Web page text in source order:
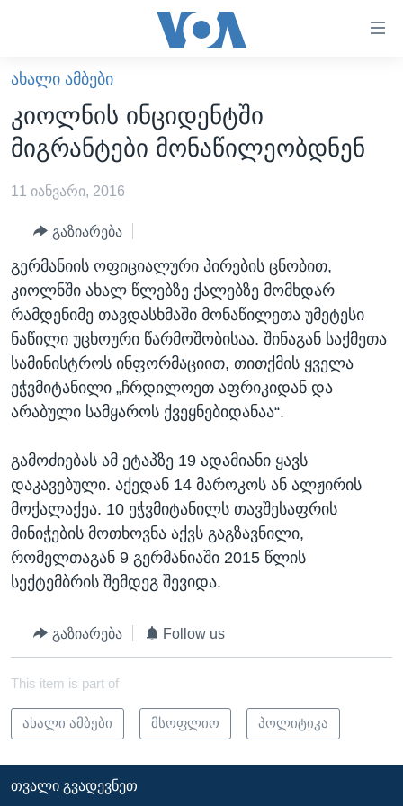
ხელმისაწვდომობისთვის
გადადით
გადადით
მთავარ
გადადით
ძიებაზე
ᲐᲮᲐᲚᲘ ᲐᲛᲑᲔᲑᲘ
ᲡᲐᲥᲐᲠᲗᲕᲔᲚᲝ
ᲐᲨᲨ
ᲐᲨᲨ-ᲘᲡ ᲐᲠᲩᲔᲕᲜᲔᲑᲘ 2024
ᲛᲡᲝᲤᲚᲘᲝ
ᲕᲘᲓᲔᲝᲔᲑᲘ
ᲒᲐᲓᲐᲪᲔᲛᲔᲑᲘ
ᲕᲐᲨᲘᲜᲒᲢᲝᲜᲘ ᲓᲦᲔᲡ
ᲮᲔᲓᲕᲐ ᲕᲐᲨᲘᲜᲒᲢᲝᲜᲘᲓᲐᲜ
ᲡᲢᲣᲓᲘᲐ ᲕᲐᲨᲘᲜᲒᲢᲝᲜᲘ
ᲡᲮᲕᲐ ᲡᲘᲐᲮᲚᲔᲔᲑᲘ
ᲞᲝᲚᲘᲢᲘᲙᲐ
ᲔᲙᲝᲜᲝᲛᲘᲙᲐ
ᲯᲐᲜᲛᲠᲗᲔᲚᲝᲑᲐ
ᲛᲔᲪᲜᲘᲔᲠᲔᲑᲐ
ᲘᲜᲢᲔᲠᲕᲘᲣ
ᲙᲣᲚᲢᲣᲠᲐ
ᲒᲐᲚᲘᲚᲔᲝ
ᲠᲣᲡᲔᲗᲘᲡ ᲨᲔᲭᲠᲐ ᲣᲙᲠᲐᲘᲜᲐᲨᲘ
ᲗᲕᲐᲚᲘ ᲒᲕᲐᲓᲔᲕᲜᲔᲗ
ენები
ᲐᲮᲐᲚᲘ ᲐᲛᲑᲔᲑᲘ
კიოლნის ინციდენტში
მიგრანტები მონაწილეობდნენ
11 იანვარი, 2016
გაზიარება
გერმანიის ოფიციალური პირების ცნობით,
კიოლნში ახალ წლებზე ქალებზე მომხდარ
რამდენიმე თავდასხმაში მონაწილეთა უმეტესი
ნაწილი უცხოური წარმოშობისაა. შინაგან საქმეთა
სამინისტროს ინფორმაციით, თითქმის ყველა
ეჭვმიტანილი „ჩრდილოეთ აფრიკიდან და
არაბული სამყაროს ქვეყნებიდანაა“.
გამოძიებას ამ ეტაპზე 19 ადამიანი ყავს
დაკავებული. აქედან 14 მაროკოს ან ალჟირის
მოქალაქეა. 10 ეჭვმიტანილს თავშესაფრის
მინიჭების მოთხოვნა აქვს გაგზავნილი,
რომელთაგან 9 გერმანიაში 2015 წლის
სექტემბრის შემდეგ შევიდა.
გაზიარება Follow us
This item is part of
ახალი ამბები მსოფლიო პოლიტიკა
ᲗᲕᲐᲚᲘ ᲒᲕᲐᲓᲔᲕᲜᲔᲗ